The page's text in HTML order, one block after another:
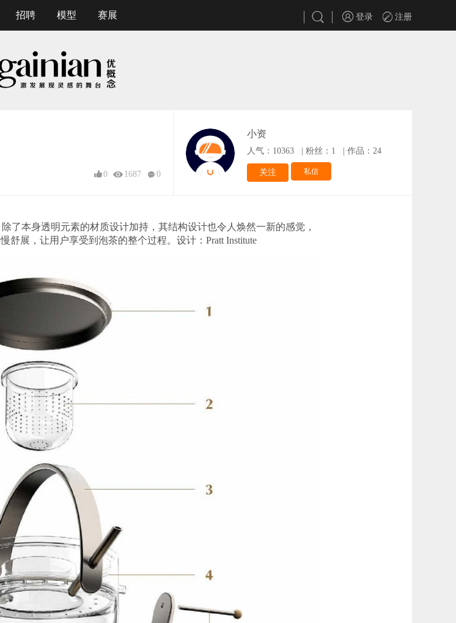
招聘 模型 赛展 登录 注册
0 1687 0
小资
人气：10363 粉丝：1 作品：24
关注 私信
了本身透明元素的材质设计加持，其结构设计也令人焕然一新的感觉，
展，让用户享受到泡茶的整个过程。设计：Pratt Institute